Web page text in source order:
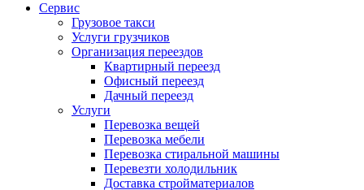
Сервис
Грузовое такси
Услуги грузчиков
Организация переездов
Квартирный переезд
Офисный переезд
Дачный переезд
Услуги
Перевозка вещей
Перевозка мебели
Перевозка стиральной машины
Перевезти холодильник
Доставка стройматериалов